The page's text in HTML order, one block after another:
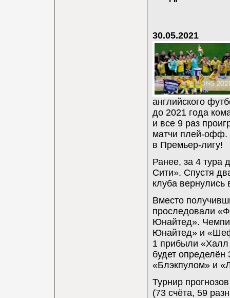
30.05.2021
английского
до 2021 года
и все 9 раз
матчи плей-офф.
в Премьер-лигу!
Ранее, за 4 тура
Сити». Спустя
клуба вернулись
Вместо
проследовали
Юнайтед».
Юнайтед» и
1 прибыли «Халл
будет
«Блэкпулом» и
Турнир
(73 счёта, 59